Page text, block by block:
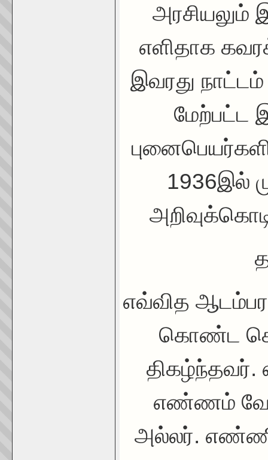
அரசியலும்
எளிதாக
இவரது நாட்டம்
மேற்பட்ட
1936இல்
எவ்வித
கொண்ட
எண்ணம்
அல்லர்.